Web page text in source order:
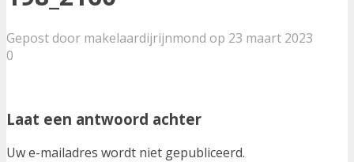
Gepost door makelaardijrijnmond op 23 maart 2023
0
Laat een antwoord achter
Uw e-mailadres wordt niet gepubliceerd.